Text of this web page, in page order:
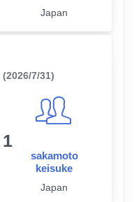
Japan
(2026/7/31)
1
sakamoto
keisuke
Japan